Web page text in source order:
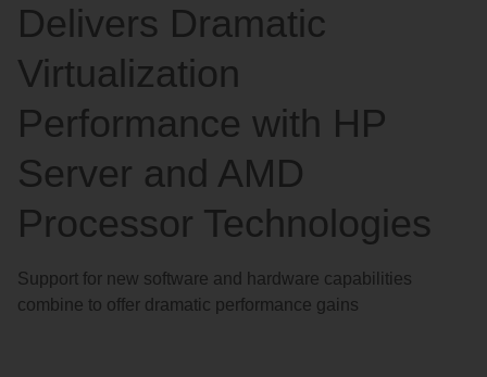
Delivers Dramatic
Virtualization
Performance with HP
Server and AMD
Processor Technologies
Support for new software and hardware capabilities
combine to offer dramatic performance gains